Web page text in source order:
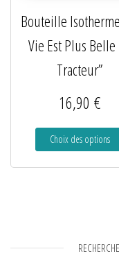
Bouteille
Vie Est Plus Belle
Tracteur”
16,90 €
Choix des options
RECHERCHE